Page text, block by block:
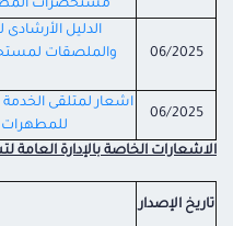
مستحضرات
06/2025
الدليل الأرشادى
والملصقات
06/2025
اشعار لمتلقى
للمطهرات
الاشعارات الخاصة بالإدارة
تاريخ الإصدار